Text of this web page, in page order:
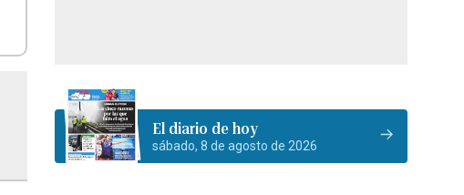
El diario de hoy
sábado, 8 de agosto de 2026